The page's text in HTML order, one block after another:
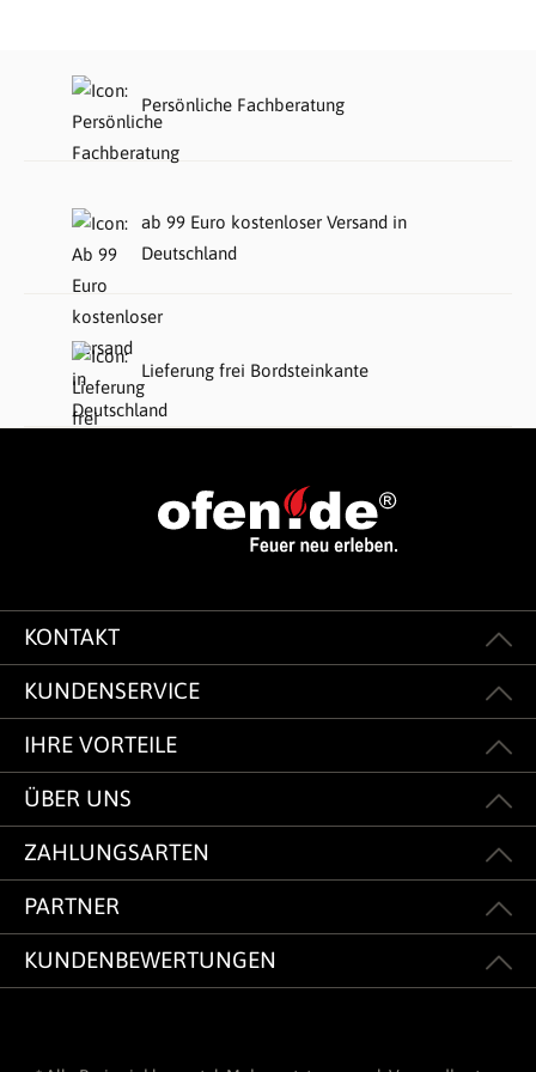
Persönliche Fachberatung
ab 99 Euro kostenloser Versand in
Deutschland
Lieferung frei Bordsteinkante
KONTAKT
KUNDENSERVICE
IHRE VORTEILE
ÜBER UNS
ZAHLUNGSARTEN
PARTNER
KUNDENBEWERTUNGEN